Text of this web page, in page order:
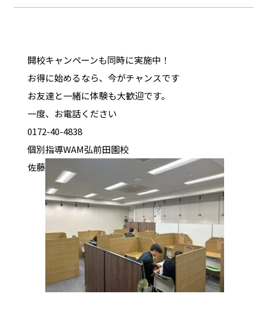
開校キャンペーンも同時に実施中！
お得に始めるなら、今がチャンスです
お友達と一緒に体験も大歓迎です。
一度、お電話ください
0172-40-4838
個別指導WAM弘前田園校
佐藤